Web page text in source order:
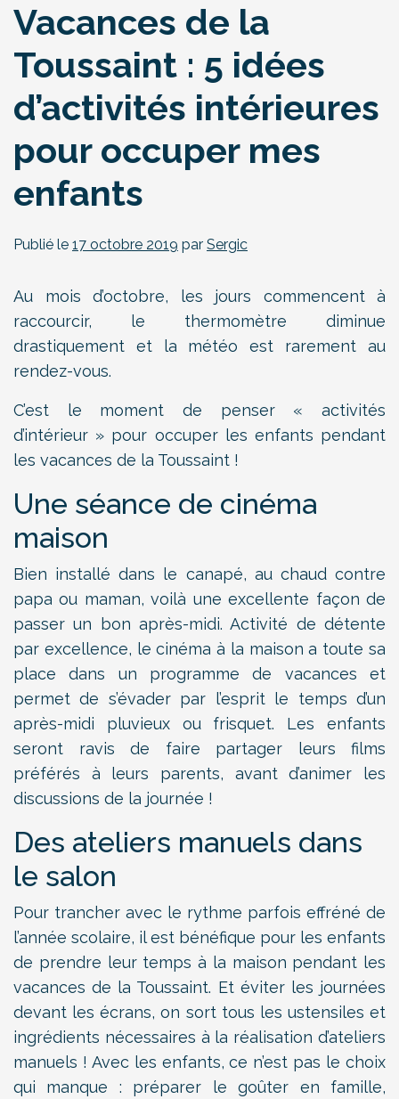
Vacances de la
Toussaint : 5 idées
d’activités intérieures
pour occuper mes
enfants
Publié le 17 octobre 2019 par Sergic
Au mois d’octobre, les jours commencent à
raccourcir, le thermomètre diminue
drastiquement et la météo est rarement au
rendez-vous.
C’est le moment de penser « activités
d’intérieur » pour occuper les enfants pendant
les vacances de la Toussaint !
Une séance de cinéma
maison
Bien installé dans le canapé, au chaud contre
papa ou maman, voilà une excellente façon de
passer un bon après-midi. Activité de détente
par excellence, le cinéma à la maison a toute sa
place dans un programme de vacances et
permet de s’évader par l’esprit le temps d’un
après-midi pluvieux ou frisquet. Les enfants
seront ravis de faire partager leurs films
préférés à leurs parents, avant d’animer les
discussions de la journée !
Des ateliers manuels dans
le salon
Pour trancher avec le rythme parfois effréné de
l’année scolaire, il est bénéfique pour les enfants
de prendre leur temps à la maison pendant les
vacances de la Toussaint. Et éviter les journées
devant les écrans, on sort tous les ustensiles et
ingrédients nécessaires à la réalisation d’ateliers
manuels ! Avec les enfants, ce n’est pas le choix
qui manque : préparer le goûter en famille,